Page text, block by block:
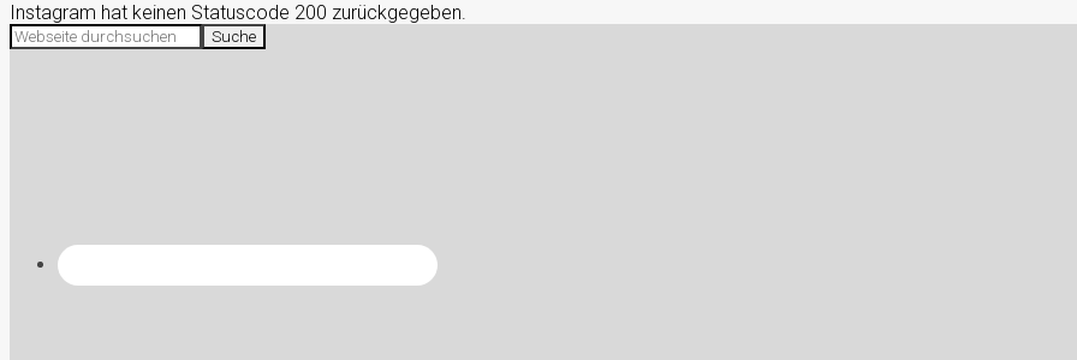
Instagram hat keinen Statuscode 200 zurückgegeben.